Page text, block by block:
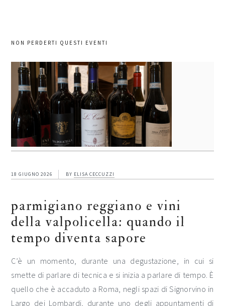
NON PERDERTI QUESTI EVENTI
18 GIUGNO 2026 BY ELISA CECCUZZI
parmigiano reggiano e vini
della valpolicella: quando il
tempo diventa sapore
C’è un momento, durante una degustazione, in cui si
smette di parlare di tecnica e si inizia a parlare di tempo. È
quello che è accaduto a Roma, negli spazi di Signorvino in
Largo dei Lombardi, durante uno degli appuntamenti di